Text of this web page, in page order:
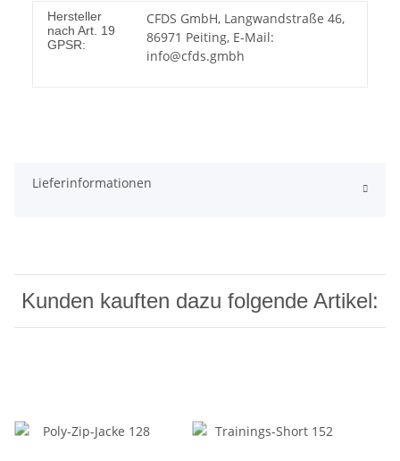
Hersteller
nach Art. 19
GPSR:
CFDS GmbH, Langwandstraße 46,
86971 Peiting, E-Mail:
info@cfds.gmbh
Lieferinformationen
Kunden kauften dazu folgende Artikel: